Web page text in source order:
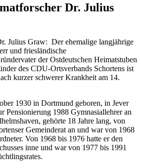
Dr. Julius
Julius Graw: Der ehemalige langjährige
und friesländische
der Ostdeutschen Heimatstuben
des CDU-Ortsverbands Schortens ist
kurzer schwerer Krankheit am 14.
1930 in Dortmund geboren, in Jever
Pensionierung 1988 Gymnasiallehrer an
gehörte 18 Jahre lang, von
Gemeinderat an und war von 1968
Von 1968 bis 1976 hatte er den
inne und war von 1977 bis 1991